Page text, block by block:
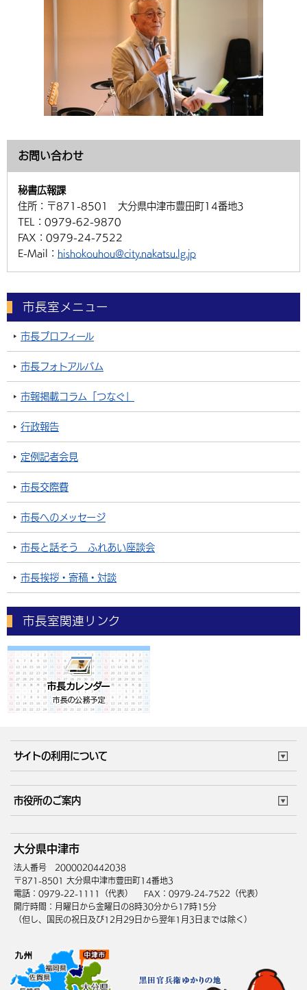
お問い合わせ
秘書広報課
住所： 〒871-8501 大分県中津市豊田町14番地3
TEL： 0979-62-9870
FAX： 0979-24-7522
E-Mail： hishokouhou@city.nakatsu.lg.jp
市長室メニュー
市長プロフィール
市長フォトアルバム
市報掲載コラム「つなぐ」
行政報告
定例記者会見
市長交際費
市長へのメッセージ
市長と話そう ふれあい座談会
市長挨拶・寄稿・対談
市長室関連リンク
サイトの利用について
サイトマップ
市役所のご案内
庁舎地図 組織案内
中津市へのアクセス
大分県中津市
法人番号 2000020442038
〒871-8501 大分県中津市豊田町14番地3
電話：0979-22-1111（代表）
FAX：0979-24-7522（代表）
開庁時間：月曜日から金曜日の8時30分から17時15分
（但し、国民の祝日及び12月29日から翌年1月3日までは除く）